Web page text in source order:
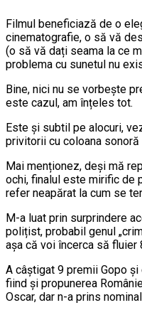
Filmul beneficiază de o
cinematografie, o să vă
(o să vă dați seama la ce
problema cu sunetul nu
Bine, nici nu se vorbește
este cazul, am înțeles tot.
Este și subtil pe alocuri,
privitorii cu coloana
Mai menționez, deși mă
ochi, finalul este mirific de
refer neapărat la cum se
M-a luat prin surprindere
polițist, probabil genul
așa că voi încerca să fluier
A câștigat 9 premii Gopo
fiind și propunerea
Oscar, dar n-a prins